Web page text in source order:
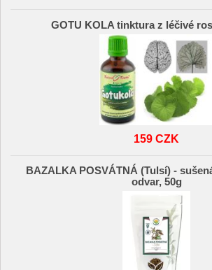
GOTU KOLA tinktura z léčivé
159 CZK
BAZALKA POSVÁTNÁ (Tulsí) -
odvar, 50g